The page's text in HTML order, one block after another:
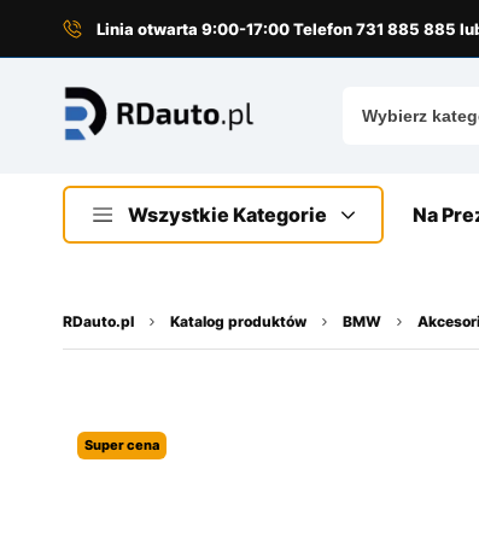
Linia otwarta 9:00-17:00 Telefon 731 885 885
Wszystkie Kategorie Na
RDauto.pl Katalog produktów BMW
Super cena